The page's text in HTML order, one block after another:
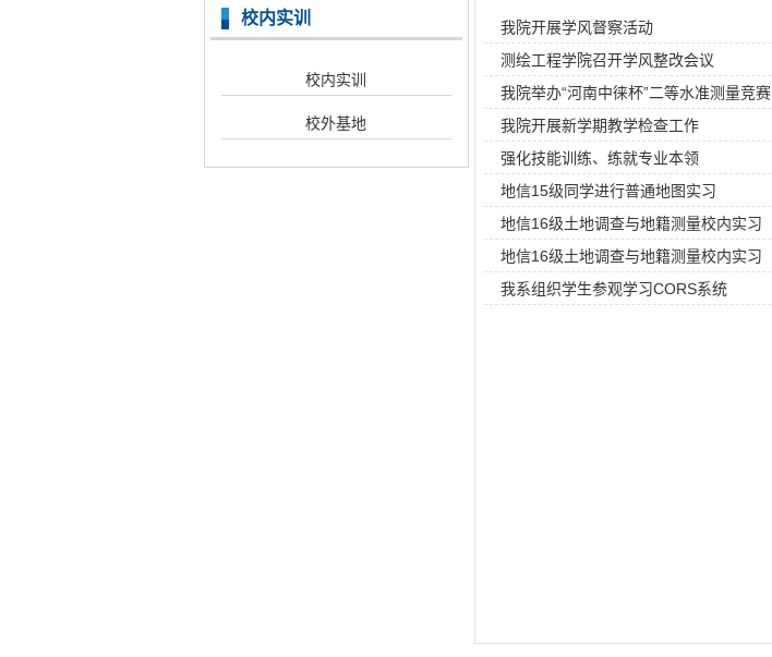
我院开展学风督察活动
测绘工程学院召开学风整改会议
我院举办“河南中徕杯”二等水准测量竞赛
我院开展新学期教学检查工作
强化技能训练、练就专业本领
地信15级同学进行普通地图实习
地信16级土地调查与地籍测量校内实习
地信16级土地调查与地籍测量校内实习
我系组织学生参观学习CORS系统
校内实训
校内实训
校外基地